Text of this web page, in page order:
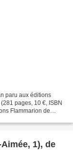
paru aux éditions
pages, 10 €, ISBN
Flammarion de
1), de